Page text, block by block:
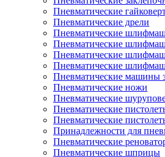
Пневматические
Пневматические дрели
Пневматические
Пневматические
Пневматические
Пневматические
Пневматические машины
Пневматические ножи
Пневматические
Пневматические
Пневматические
Принадлежности для
Пневматические
Пневматические шприцы